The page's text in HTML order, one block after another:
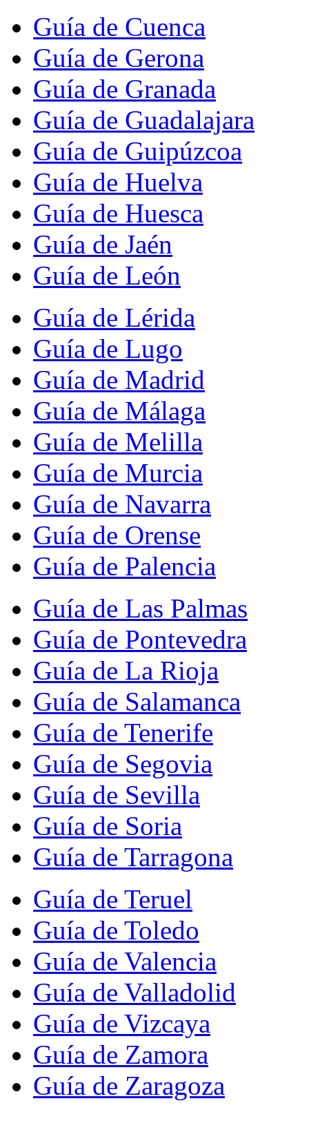
Guía de Cuenca
Guía de Gerona
Guía de Granada
Guía de Guadalajara
Guía de Guipúzcoa
Guía de Huelva
Guía de Huesca
Guía de Jaén
Guía de León
Guía de Lérida
Guía de Lugo
Guía de Madrid
Guía de Málaga
Guía de Melilla
Guía de Murcia
Guía de Navarra
Guía de Orense
Guía de Palencia
Guía de Las Palmas
Guía de Pontevedra
Guía de La Rioja
Guía de Salamanca
Guía de Tenerife
Guía de Segovia
Guía de Sevilla
Guía de Soria
Guía de Tarragona
Guía de Teruel
Guía de Toledo
Guía de Valencia
Guía de Valladolid
Guía de Vizcaya
Guía de Zamora
Guía de Zaragoza